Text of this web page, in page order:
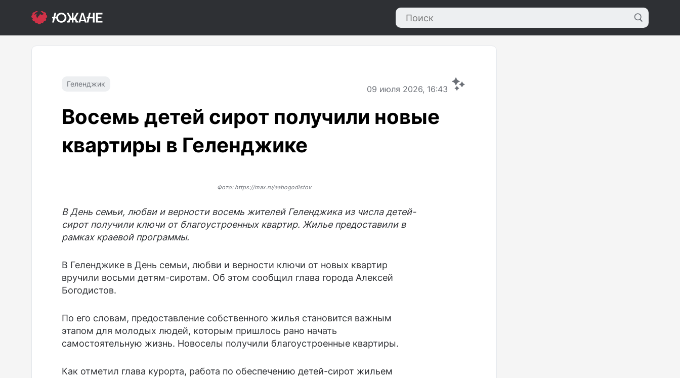
Геленджик
09 июля 2026, 16:43
Восемь детей сирот получили новые
квартиры в Геленджике
Фото: https://max.ru/aabogodistov
В День семьи, любви и верности восемь жителей Геленджика из числа детей-
сирот получили ключи от благоустроенных квартир. Жилье предоставили в
рамках краевой программы.
В Геленджике в День семьи, любви и верности ключи от новых квартир
вручили восьми детям-сиротам. Об этом сообщил глава города Алексей
Богодистов.
По его словам, предоставление собственного жилья становится важным
этапом для молодых людей, которым пришлось рано начать
самостоятельную жизнь. Новоселы получили благоустроенные квартиры.
Как отметил глава курорта, работа по обеспечению детей-сирот жильем